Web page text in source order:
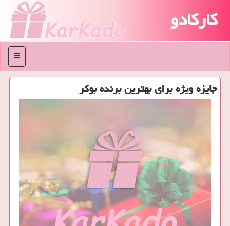
کارکادو
منو
جایزه ویژه برای بهترین برنده بوكر